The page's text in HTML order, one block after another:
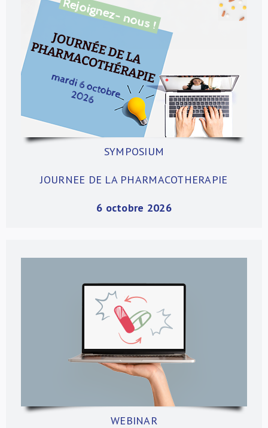
À propos de nous
NL
SYMPOSIUM
JOURNEE DE LA PHARMACOTHERAPIE
6 octobre 2026
WEBINAR